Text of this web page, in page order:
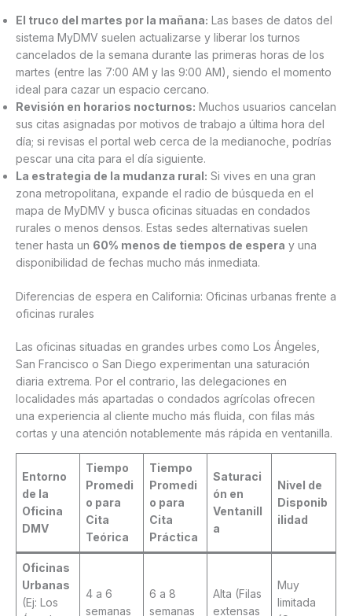
El truco del martes por la mañana: Las bases de datos del
sistema MyDMV suelen actualizarse y liberar los turnos
cancelados de la semana durante las primeras horas de los
martes (entre las 7:00 AM y las 9:00 AM), siendo el momento
ideal para cazar un espacio cercano.
Revisión en horarios nocturnos: Muchos usuarios cancelan
sus citas asignadas por motivos de trabajo a última hora del
día; si revisas el portal web cerca de la medianoche, podrías
pescar una cita para el día siguiente.
La estrategia de la mudanza rural: Si vives en una gran
zona metropolitana, expande el radio de búsqueda en el
mapa de MyDMV y busca oficinas situadas en condados
rurales o menos densos. Estas sedes alternativas suelen
tener hasta un 60% menos de tiempos de espera y una
disponibilidad de fechas mucho más inmediata.
Diferencias de espera en California: Oficinas urbanas frente a
oficinas rurales
Las oficinas situadas en grandes urbes como Los Ángeles,
San Francisco o San Diego experimentan una saturación
diaria extrema. Por el contrario, las delegaciones en
localidades más apartadas o condados agrícolas ofrecen
una experiencia al cliente mucho más fluida, con filas más
cortas y una atención notablemente más rápida en ventanilla.
Entorno
de la
Oficina
DMV
Tiempo
Promedi
o para
Cita
Teórica
Tiempo
Promedi
o para
Cita
Práctica
Saturaci
ón en
Ventanill
a
Nivel de
Disponib
ilidad
Oficinas
Urbanas
(Ej: Los
4 a 6
semanas
6 a 8
semanas
Alta (Filas
extensas
Muy
limitada